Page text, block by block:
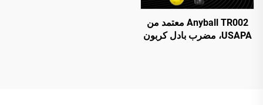
Anyball TR002 معتمد من
USAPA، مضرب بادل كربون